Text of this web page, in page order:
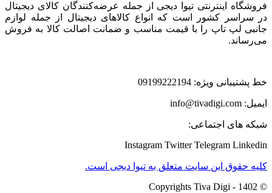
فروشگاه اینترنتی تیوا دیجی از جمله عرضه‌کنندگان کالای دیجیتال
در سراسر کشور است که انواع کالاهای دیجیتال از جمله لوازم
جانبی لپ تاپ را با قیمت مناسب و ضمانت اصالت کالا به فروش
می‌رساند.
خط پشتیبانی ویژه: 09199222194
ایمیل: info@tivadigi.com
شبکه های اجتماعی:
Instagram Twitter Telegram Linkedin
کلیه حقوق این سایت متعلق به تیوا دیجی است.
© Copyrights Tiva Digi - 1402